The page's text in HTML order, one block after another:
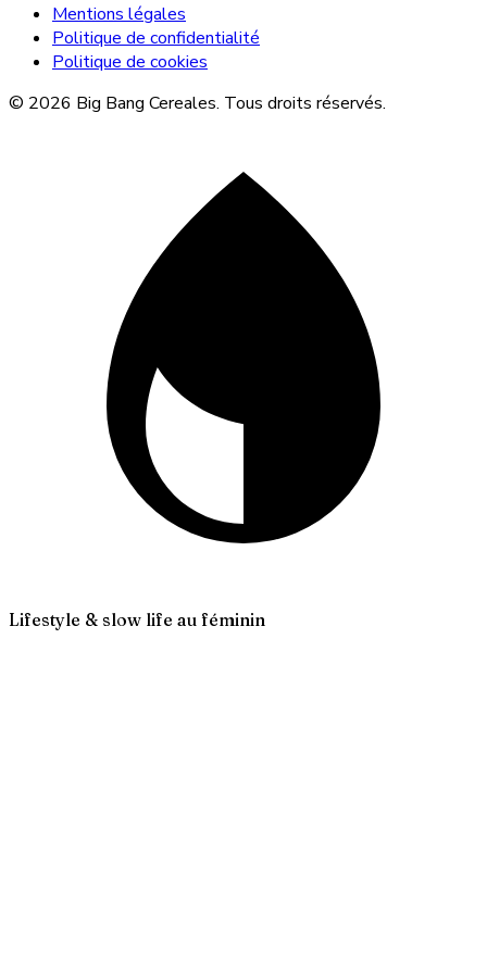
Mentions légales
Politique de confidentialité
Politique de cookies
© 2026 Big Bang Cereales. Tous droits réservés.
Lifestyle & slow life au féminin